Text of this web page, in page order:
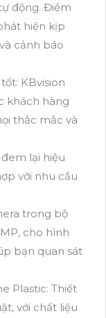
động. Điểm
hiện kịp
cảnh báo
KBvision
khách hàng
thắc mắc và
lại hiệu
với nhu cầu
trong bộ
cho hình
bạn quan sát
Plastic: Thiết
với chất liệu